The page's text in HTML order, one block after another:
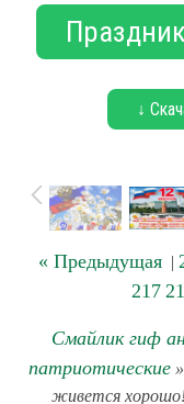
↓
« Предыдущая |
217
Смайлик гиф
патриотические
живется